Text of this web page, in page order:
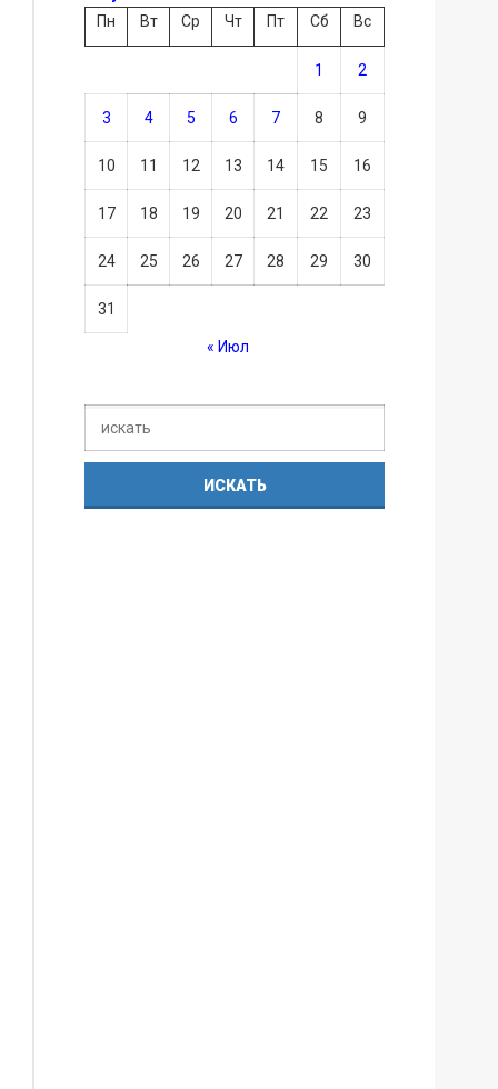
Пн
Вт Ср Чт Пт Сб Вс
1 2
3 4 5 6 7 8 9
10 11 12 13 14 15 16
17 18 19 20 21 22 23
24 25 26 27 28 29 30
31
« Июл